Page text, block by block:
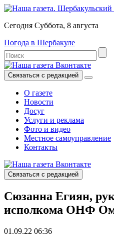
Сегодня Суббота, 8 августа
Погода в Шербакуле
Связаться с редакцией
О газете
Новости
Досуг
Услуги и реклама
Фото и видео
Местное самоуправление
Контакты
Связаться с редакцией
Сюзанна Егиян,
исполкома ОНФ
01.09.22 06:36